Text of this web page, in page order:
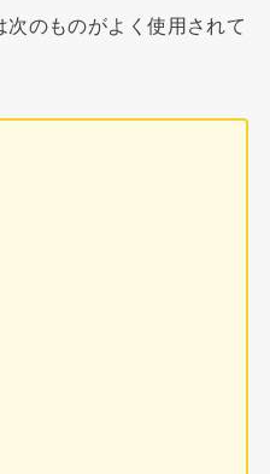
のものがよく使用されて